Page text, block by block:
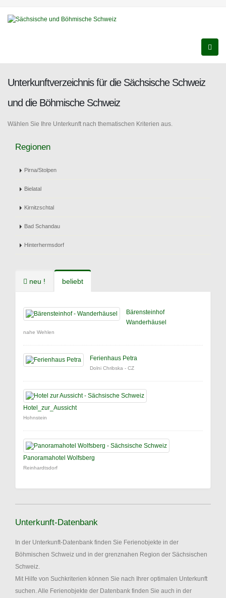
Unterkunftverzeichnis für die Sächsische Schweiz
und die Böhmische Schweiz
Wählen Sie Ihre Unterkunft nach thematischen Kriterien aus.
Regionen
Pirna/Stolpen
Bielatal
Kirnitzschtal
Bad Schandau
Hinterhermsdorf
neu ! beliebt
Bärensteinhof
Wanderhäusel
nahe Wehlen
Ferienhaus Petra
Dolni Chribska - CZ
Hotel_zur_Aussicht
Hohnstein
Panoramahotel Wolfsberg
Reinhardtsdorf
Unterkunft-Datenbank
In der Unterkunft-Datenbank finden Sie Ferienobjekte in der
Böhmischen Schweiz und in der grenznahen Region der Sächsischen
Schweiz.
Mit Hilfe von Suchkriterien können Sie nach Ihrer optimalen Unterkunft
suchen. Alle Ferienobjekte der Datenbank finden Sie auch in der